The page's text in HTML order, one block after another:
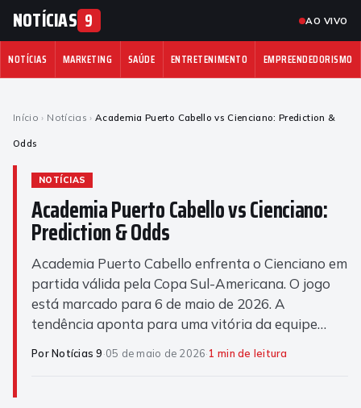
NOTÍCIAS 9 AO VIVO
NOTÍCIAS MARKETING SAÚDE ENTRETENIMENTO EMPREENDEDORISMO
Início › Notícias › Academia Puerto Cabello vs Cienciano: Prediction &
Odds
NOTÍCIAS
Academia Puerto Cabello vs Cienciano:
Prediction & Odds
Academia Puerto Cabello enfrenta o Cienciano em
partida válida pela Copa Sul-Americana. O jogo
está marcado para 6 de maio de 2026. A
tendência aponta para uma vitória da equipe…
Por Notícias 9·05 de maio de 2026·1 min de leitura